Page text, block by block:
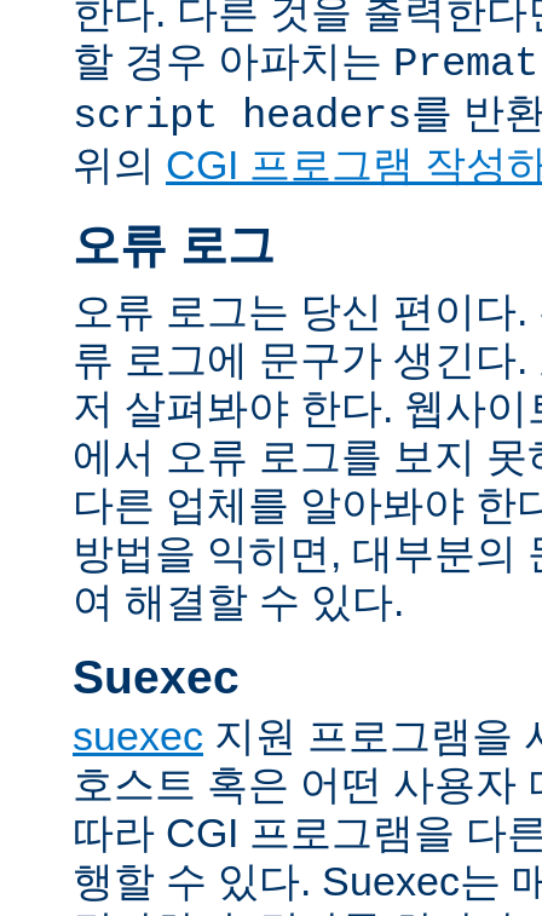
한다. 다른 것을 출력한
할 경우 아파치는
script headers를 반
위의 CGI 프로그램 작성
오류 로그
오류 로그는 당신 편이다
류 로그에 문구가 생긴다
저 살펴봐야 한다. 웹사
에서 오류 로그를 보지
다른 업체를 알아봐야 한
방법을 익히면, 대부분의
여 해결할 수 있다.
Suexec
suexec 지원 프로그램을
호스트 혹은 어떤 사용자
따라 CGI 프로그램을 다
행할 수 있다. Suexec는